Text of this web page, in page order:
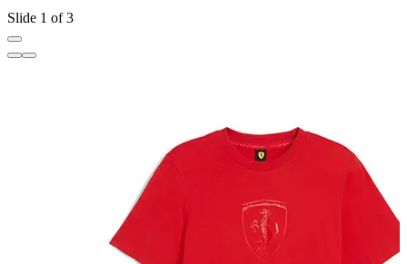
Slide 1 of 3